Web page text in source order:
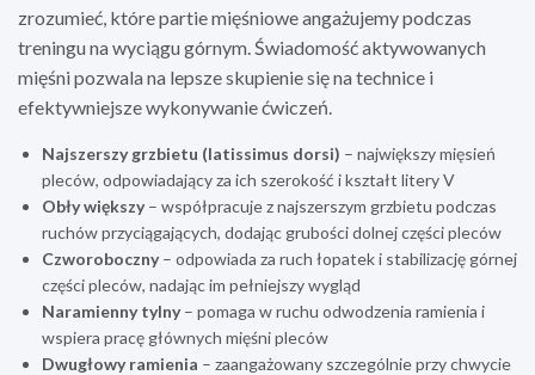
zrozumieć, które partie mięśniowe angażujemy podczas
treningu na wyciągu górnym. Świadomość aktywowanych
mięśni pozwala na lepsze skupienie się na technice i
efektywniejsze wykonywanie ćwiczeń.
Najszerszy grzbietu (latissimus dorsi) – największy mięsień
pleców, odpowiadający za ich szerokość i kształt litery V
Obły większy– współpracuje z najszerszym grzbietu podczas
ruchów przyciągających, dodając grubości dolnej części pleców
Czworoboczny– odpowiada za ruch łopatek i stabilizację górnej
części pleców, nadając im pełniejszy wygląd
Naramienny tylny– pomaga w ruchu odwodzenia ramienia i
wspiera pracę głównych mięśni pleców
Dwugłowy ramienia – zaangażowany szczególnie przy chwycie